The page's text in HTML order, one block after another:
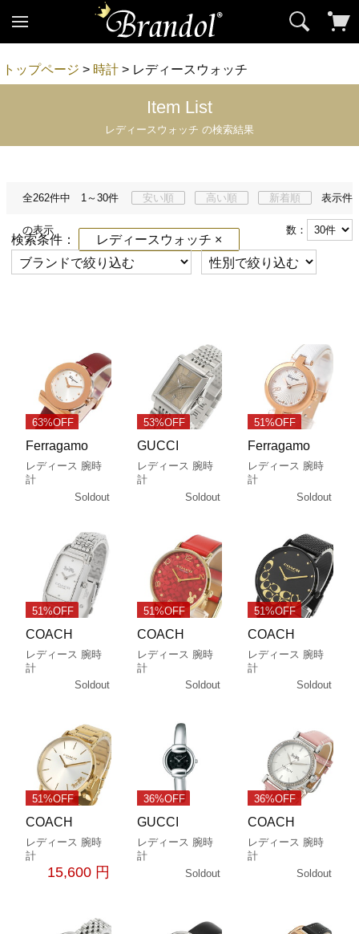
トップページ > 時計 > レディースウォッチ
Item List
レディースウォッチ の検索結果
全262件中 1～30件
の表示
安い順 高い順 新着順 表示件
数：
検索条件： レディースウォッチ ×
63%OFF
Ferragamo
レディース 腕時
計
Soldout
53%OFF
GUCCI
レディース 腕時
計
Soldout
51%OFF
Ferragamo
レディース 腕時
計
Soldout
51%OFF
COACH
レディース 腕時
計
Soldout
51%OFF
COACH
レディース 腕時
計
Soldout
51%OFF
COACH
レディース 腕時
計
Soldout
51%OFF
COACH
レディース 腕時
計
15,600 円
36%OFF
GUCCI
レディース 腕時
計
Soldout
36%OFF
COACH
レディース 腕時
計
Soldout